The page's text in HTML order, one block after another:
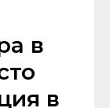
в
в